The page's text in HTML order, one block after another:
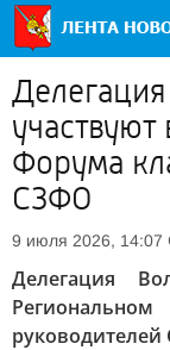
Форума
СЗФО
9 июля 2026, 14:07
Делегация